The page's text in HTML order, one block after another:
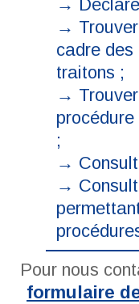
→
→
cadre des
traitons ;
→
;
→
→
Pour nous
formulaire